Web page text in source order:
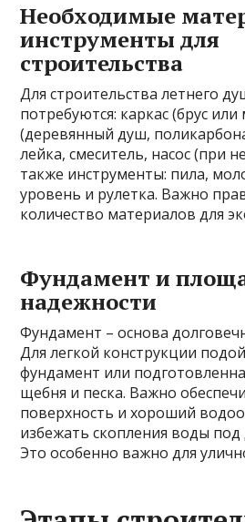
Необходимые
инструменты для
строительства
Для строительства летнего
потребуются: каркас (брус
(деревянный душ,
лейка, смеситель, насос (при
также инструменты: пила,
уровень и рулетка. Важно
количество материалов для
Фундамент и
надежности
Фундамент – основа
Для легкой конструкции
фундамент или
щебня и песка. Важно
поверхность и хороший
избежать скопления воды
Это особенно важно для